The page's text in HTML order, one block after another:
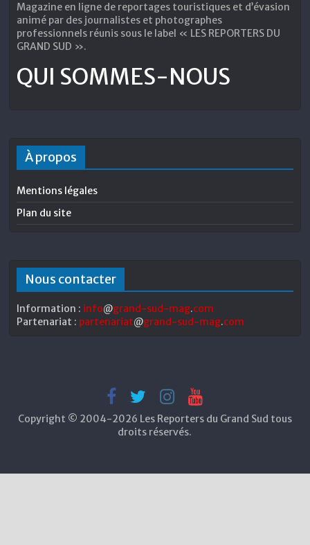
Magazine en ligne de reportages touristiques et d’évasion
animé par des journalistes et photographes
professionnels réunis sous le label « LES REPORTERS DU
GRAND SUD ».
QUI SOMMES-NOUS
À propos
Mentions légales
Plan du site
Nous contacter
Information : info@grand-sud-mag.com
Partenariat : partenariat@grand-sud-mag.com
Copyright © 2004-2026 Les Reporters du Grand Sud tous
droits réservés.